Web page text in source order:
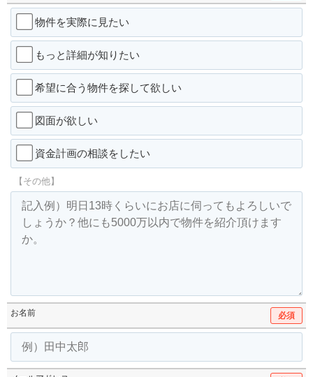
物件を実際に見たい
もっと詳細が知りたい
希望に合う物件を探して欲しい
図面が欲しい
資金計画の相談をしたい
【その他】
お名前 必須